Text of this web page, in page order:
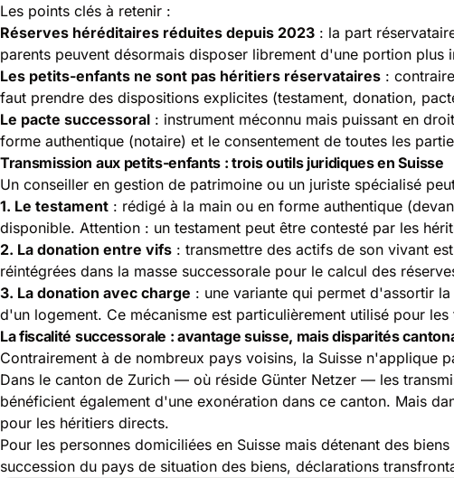
Les points clés à retenir :
Réserves héréditaires réduites depuis 2023 : la part
parents peuvent désormais disposer librement d'une portion
Les petits-enfants ne sont pas héritiers réservataires :
faut prendre des dispositions explicites (testament, donation,
Le pacte successoral : instrument méconnu mais puissant en
forme authentique (notaire) et le consentement de toutes les
Transmission aux petits-enfants : trois outils juridiques en Suisse
Un conseiller en gestion de patrimoine ou un juriste spécialisé
1. Le testament : rédigé à la main ou en forme authentique
disponible. Attention : un testament peut être contesté par les
2. La donation entre vifs : transmettre des actifs de son vivant
réintégrées dans la masse successorale pour le calcul des
3. La donation avec charge : une variante qui permet d'assortir
d'un logement. Ce mécanisme est particulièrement utilisé pour
La fiscalité successorale : avantage suisse, mais disparités
Contrairement à de nombreux pays voisins, la Suisse n'applique
Dans le canton de Zurich — où réside Günter Netzer — les
bénéficient également d'une exonération dans ce canton. Mais
pour les héritiers directs.
Pour les personnes domiciliées en Suisse mais détenant des
succession du pays de situation des biens, déclarations